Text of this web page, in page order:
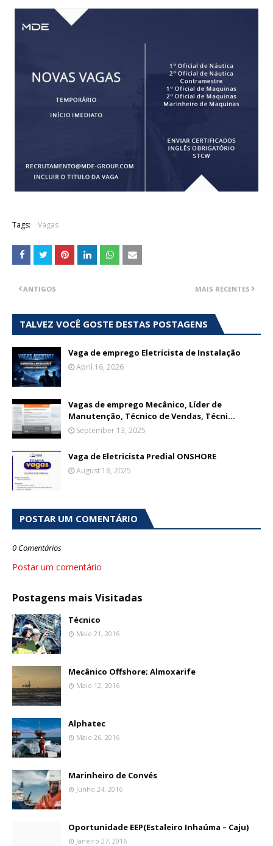
Tags: Vagas
MAIS RECENTES
ANTIGOS
TALVEZ VOCÊ GOSTE DESTAS POSTAGENS
Vaga de emprego Eletricista de Instalação
April 16, 2026
Vagas de emprego Mecânico, Líder de
Manutenção, Técnico de Vendas, Técni...
September 13, 2025
Vaga de Eletricista Predial ONSHORE
August 18, 2025
POSTAR UM COMENTÁRIO
0 Comentários
Postar um comentário
Postagens mais Visitadas
Técnico
Maio 21, 2016
Mecânico Offshore; Almoxarife
Maio 12, 2016
Alphatec
Maio 26, 2016
Marinheiro de Convés
Junho 24, 2016
Oportunidade EEP(Estaleiro Inhaúma – Caju)
Janeiro 27, 2016